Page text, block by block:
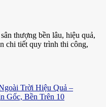
thượng bền lâu, hiệu quả,
chi tiết quy trình thi công,